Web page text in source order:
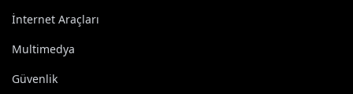
İnternet Araçları
Multimedya
Güvenlik